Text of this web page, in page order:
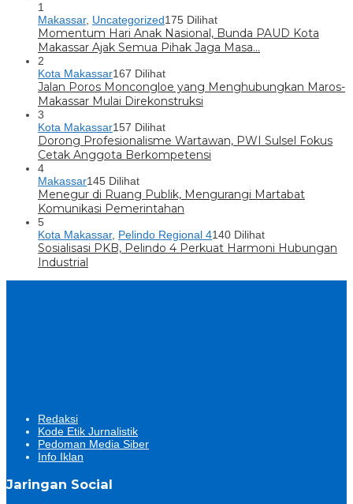
1
Makassar, Uncategorized175 Dilihat
Momentum Hari Anak Nasional, Bunda PAUD Kota
Makassar Ajak Semua Pihak Jaga Masa…
2
Kota Makassar167 Dilihat
Jalan Poros Moncongloe yang Menghubungkan Maros-
Makassar Mulai Direkonstruksi
3
Kota Makassar157 Dilihat
Dorong Profesionalisme Wartawan, PWI Sulsel Fokus
Cetak Anggota Berkompetensi
4
Makassar145 Dilihat
Menegur di Ruang Publik, Mengurangi Martabat
Komunikasi Pemerintahan
5
Kota Makassar, Pelindo Regional 4140 Dilihat
Sosialisasi PKB, Pelindo 4 Perkuat Harmoni Hubungan
Industrial
Redaksi
Kode Etik Jurnalistik
Pedoman Media Siber
Info Iklan
Jaringan Social